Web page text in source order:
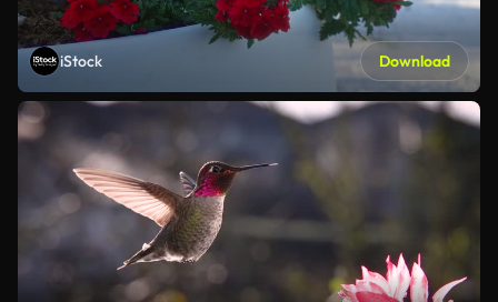
iStock Download